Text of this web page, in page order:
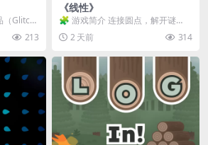
（Glitch
物四...
213
《线性》
🧩 游戏简介 连接圆点，解开谜
题。 ⚠️ 重要提示 所有关卡均可通
关，请确保使用...
2 天前 314